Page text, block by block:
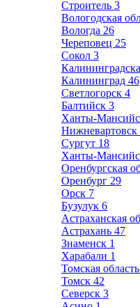
Строитель 3
Вологодская
Вологда 26
Череповец 25
Сокол 3
Калининград 46
Светлогорск 4
Балтийск 3
Ханты-
Нижневартовск
Сургут 18
Ханты-
Оренбургская
Оренбург 29
Орск 7
Бузулук 6
Астраханская
Астрахань 47
Знаменск 1
Харабали 1
Томская область
Томск 42
Северск 3